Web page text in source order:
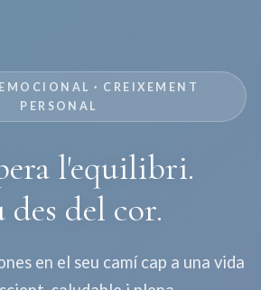
· CREIXEMENT
PERSONAL
l'equilibri.
del cor.
en el seu camí cap a una vida